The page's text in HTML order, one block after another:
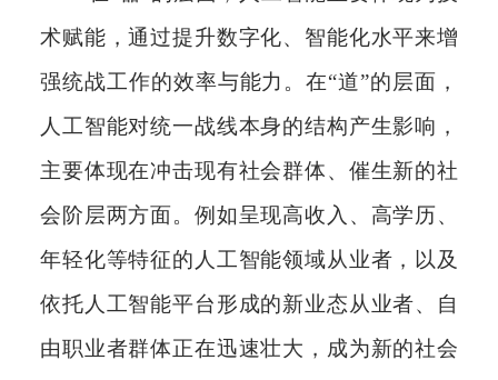
术赋能，通过提升数字化、智能化水平来增
强统战工作的效率与能力。在“道”的层面，
人工智能对统一战线本身的结构产生影响，
主要体现在冲击现有社会群体、催生新的社
会阶层两方面。例如呈现高收入、高学历、
年轻化等特征的人工智能领域从业者，以及
依托人工智能平台形成的新业态从业者、自
由职业者群体正在迅速壮大，成为新的社会